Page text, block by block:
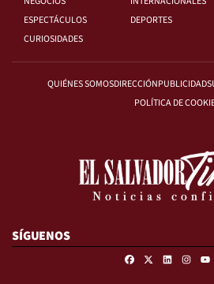
ESPECTÁCULOS
DEPORTES
CURIOSIDADES
QUIÉNES SOMOSDIRECCIÓNPUBLICIDAD
POLÍTICA DE
SÍGUENOS
FacebookLinkedin